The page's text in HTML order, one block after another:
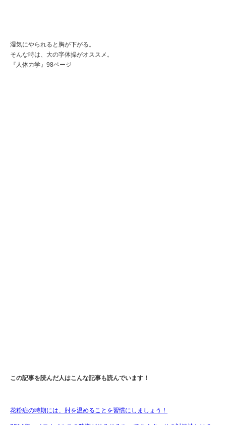
湿気にやられると胸が下がる。
そんな時は、大の字体操がオススメ。
『人体力学』98ページ
この記事を読んだ人はこんな記事も読んでいます！
花粉症の時期には、肘を温めることを習慣にしましょう！